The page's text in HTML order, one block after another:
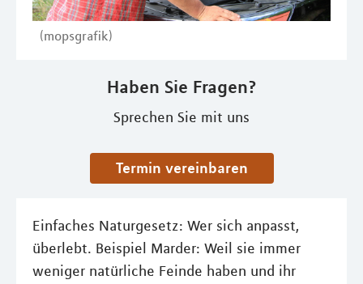
(mopsgrafik)
Haben Sie Fragen?
Sprechen Sie mit uns
Termin vereinbaren
Einfaches Naturgesetz: Wer sich anpasst,
überlebt. Beispiel Marder: Weil sie immer
weniger natürliche Feinde haben und ihr